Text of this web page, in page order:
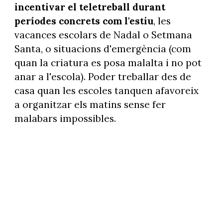
incentivar el teletreball durant
períodes concrets com l'estiu, les
vacances escolars de Nadal o Setmana
Santa, o situacions d'emergència (com
quan la criatura es posa malalta i no pot
anar a l'escola). Poder treballar des de
casa quan les escoles tanquen afavoreix
a organitzar els matins sense fer
malabars impossibles.